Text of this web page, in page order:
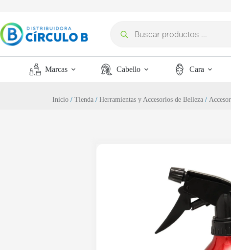
Marcas Cabello Cara
Inicio /Tienda /Herramientas y Accesorios de Belleza /